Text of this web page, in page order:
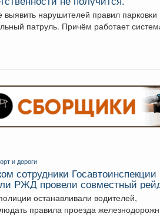
выявить нарушителей правил парковки
патруль. Причём работает
и дороги
сотрудники Госавтоинспекции
РЖД провели совместный
останавливали водителей,
правила проезда